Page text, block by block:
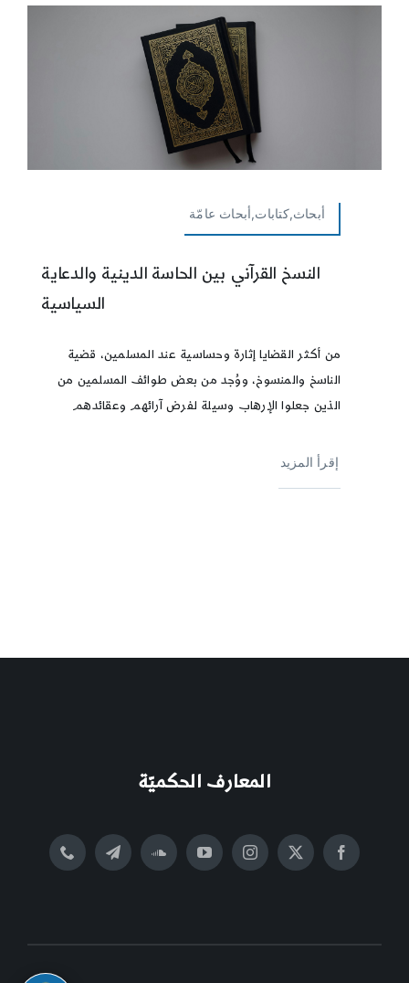
أبحاث,كتابات,أبحاث عامّة
النسخ القرآني بين الحاسة الدينية والدعاية
السياسية
من أكثر القضايا إثارة وحساسية عند المسلمين، قضية
الناسخ والمنسوخ، ووُجد من بعض طوائف المسلمين من
الذين جعلوا الإرهاب وسيلة لفرض آرائهم وعقائدهم
إقرأ المزيد
المعارف الحكميّة